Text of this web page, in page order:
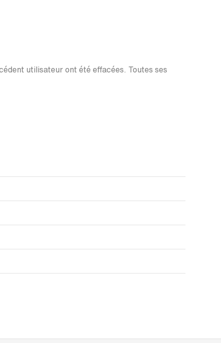
utilisateur ont été effacées. Toutes ses